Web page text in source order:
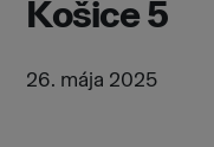
Košice 5
26. mája 2025